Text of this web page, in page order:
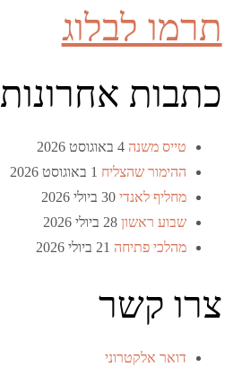
תרמו לבלוג
כתבות אחרונות
טייס משנה 4 באוגוסט 2026
ההימור שהצליח 1 באוגוסט 2026
מחליף לאנדי 30 ביולי 2026
שבוע ראשון 28 ביולי 2026
מהלכי פתיחה 21 ביולי 2026
צרו קשר
דואר אלקטרוני